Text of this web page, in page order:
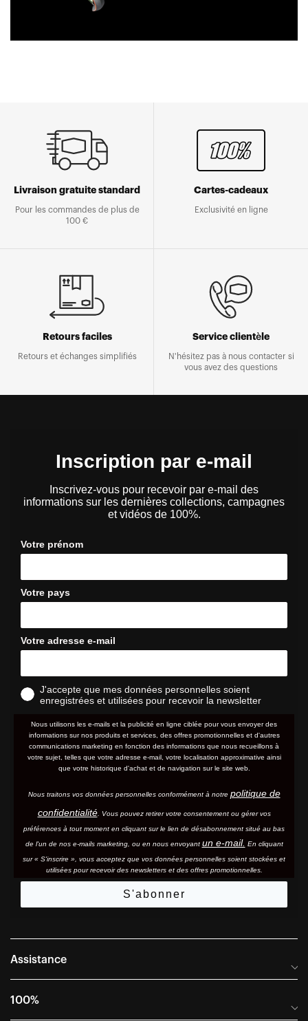
Livraison gratuite standard
Pour les commandes de plus de
100 €
Cartes-cadeaux
Exclusivité en ligne
Retours faciles
Retours et échanges simplifiés
Service clientèle
N'hésitez pas à nous contacter si
vous avez des questions
Inscription par e-mail
Inscrivez-vous pour recevoir par e-mail des
informations sur les dernières collections, campagnes
et vidéos de 100%.
Votre prénom
Votre pays
Votre adresse e-mail
J'accepte que mes données personnelles soient
enregistrées et utilisées pour recevoir la newsletter
Nous utilisons les e-mails et la publicité en ligne ciblée pour vous envoyer des
informations sur nos produits et services, des offres promotionnelles et d'autres
communications marketing en fonction des informations que nous recueillons à
votre sujet, telles que votre adresse e-mail, votre localisation approximative ainsi
que votre historique d'achat et de navigation sur le site web.
Nous traitons vos données personnelles conformément à notre politique de
confidentialité. Vous pouvez retirer votre consentement ou gérer vos
préférences à tout moment en cliquant sur le lien de désabonnement situé au bas
de l'un de nos e-mails marketing, ou en nous envoyant un e-mail. En cliquant
sur « S'inscrire », vous acceptez que vos données personnelles soient stockées et
utilisées pour recevoir des newsletters et des offres promotionnelles.
S'abonner
Assistance
Foire aux questions
100%